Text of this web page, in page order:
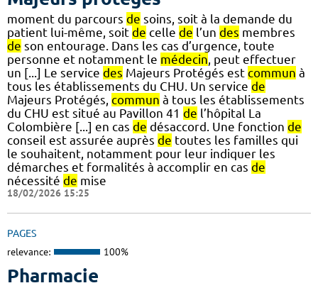
moment du parcours de soins, soit à la demande du
patient lui-même, soit de celle de l’un des membres
de son entourage. Dans les cas d’urgence, toute
personne et notamment le médecin, peut effectuer
un [...] Le service des Majeurs Protégés est commun à
tous les établissements du CHU. Un service de
Majeurs Protégés, commun à tous les établissements
du CHU est situé au Pavillon 41 de l’hôpital La
Colombière [...] en cas de désaccord. Une fonction de
conseil est assurée auprès de toutes les familles qui
le souhaitent, notamment pour leur indiquer les
démarches et formalités à accomplir en cas de
nécessité de mise
18/02/2026 15:25
PAGES
relevance: 100%
Pharmacie